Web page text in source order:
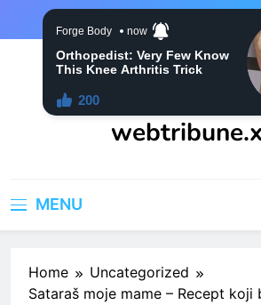
MENU
Home
Uncategorized
Sataraš moje mame – Recept koji